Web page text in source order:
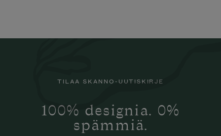
TILAA SKANNO-UUTISKIRJE
100% designia. 0%
spämmiä.